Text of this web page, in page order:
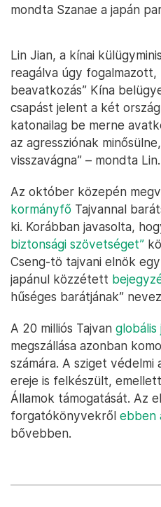
mondta Szanae a japán
Lin Jian, a kínai
reagálva úgy fogalmazott,
beavatkozás” Kína
csapást jelent a két
katonailag be merne
az agressziónak
visszavágna” – mondta Lin.
Az október közepén
kormányfő Tajvannal
ki. Korábban javasolta,
biztonsági szövetséget”
Cseng-tö tajvani elnök
japánul közzétett
hűséges barátjának”
A 20 milliós Tajvan
megszállása azonban
számára. A sziget
ereje is felkészült,
Államok támogatását. Az
forgatókönyvekről ebben
bővebben.